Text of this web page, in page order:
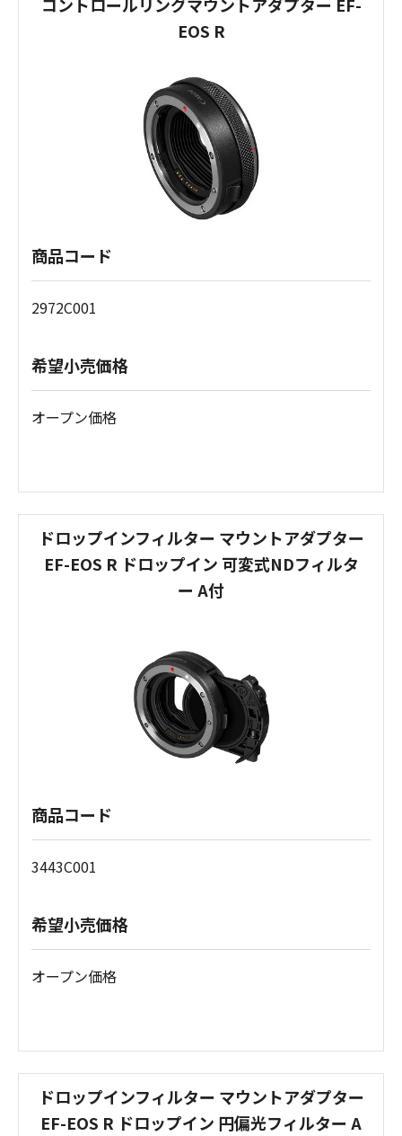
EOS R
商品コード
2972C001
希望小売価格
オープン価格
ドロップインフィルター マウントアダプター
EF-EOS R ドロップイン 可変式NDフィルタ
ー A付
商品コード
3443C001
希望小売価格
オープン価格
ドロップインフィルター マウントアダプター
EF-EOS R ドロップイン 円偏光フィルター A